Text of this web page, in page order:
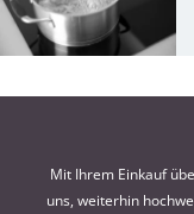
Mit Ihrem Einkauf
uns, weiterhin